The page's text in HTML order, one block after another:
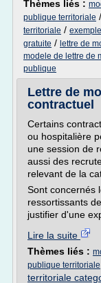
Thèmes liés :
publique territoriale /
territoriale /
gratuite / lettre de
modele de lettre de
publique
Lettre de
contractuel
Certains
ou hospitalière
une session de
aussi des
relevant de la
Sont concernés
ressortissants
justifier d'une
Lire la suite
Thèmes liés :
publique territoriale
territoriale